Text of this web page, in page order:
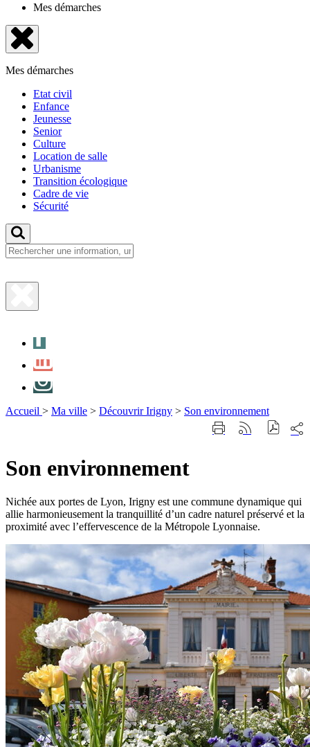
Mes démarches
Fermer
le
menu
Mes démarches
Etat civil
Enfance
Jeunesse
Senior
Culture
Location de salle
Urbanisme
Transition écologique
Cadre de vie
Sécurité
Fermer
Accueil > Ma ville > Découvrir Irigny > Son environnement
ImprimerGénérer
sur
Son environnement
Nichée aux portes de Lyon, Irigny est une commune dynamique qui
allie harmonieusement la tranquillité d’un cadre naturel préservé et la
proximité avec l’effervescence de la Métropole Lyonnaise.